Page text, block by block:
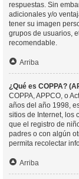
respuestas. Sin
adicionales y/o
tener su imagen
grupos de usuarios,
recomendable.
Arriba
¿Qué es COPPA?
COPPA, APPCO, o
años del año 1998,
sitios de Internet, los
que el registro de
padres o con algún
permita recolectar
Arriba